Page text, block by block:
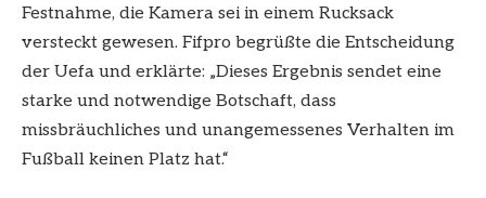
Festnahme, die Kamera sei in einem Rucksack
versteckt gewesen. Fifpro begrüßte die Entscheidung
der Uefa und erklärte: „Dieses Ergebnis sendet eine
starke und notwendige Botschaft, dass
missbräuchliches und unangemessenes Verhalten im
Fußball keinen Platz hat.“